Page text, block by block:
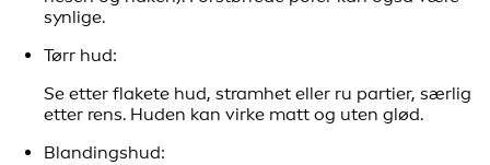
synlige.
Tørr hud:
Se etter flakete hud, stramhet eller ru partier, særlig
etter rens. Huden kan virke matt og uten glød.
Blandingshud: